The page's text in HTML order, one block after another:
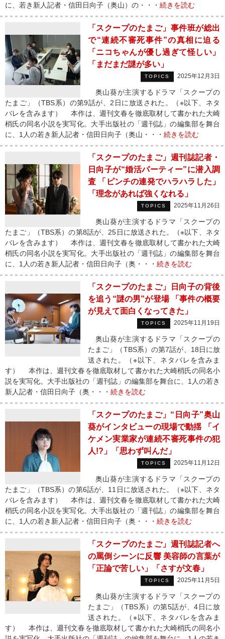
に、若き新人記者・信田日向子（奥山）の・・・ 続きを読む
「スクープのたまご」事件班が総出
で“連続不審死事件”の真相に迫る
「ニコちゃんが優し過ぎて怪しい」
「まだまだ謎が多い」
TOPICS 2025年12月3日
奥山葵が主演するドラマ「スクープの
たまご」（TBS系）の第9話が、2日に放送された。（※以下、ネタ
バレを含みます） 本作は、週刊文春を徹底取材して書かれた大崎
梢氏の同名小説を実写化。大手出版社の「週刊誌」の編集部を舞台
に、1人の若き新人記者・信田日向子（奥山・・・ 続きを読む
「スクープのたまご」週刊誌記者・
日向子が“婚活パーティー”に潜入調
査 「ピンチの連発でハラハラした」
「理念があれば強くなれる」
TOPICS 2025年11月26日
奥山葵が主演するドラマ「スクープの
たまご」（TBS系）の第8話が、25日に放送された。（※以下、ネタ
バレを含みます） 本作は、週刊文春を徹底取材して書かれた大崎
梢氏の同名小説を実写化。大手出版社の「週刊誌」の編集部を舞台
に、1人の若き新人記者・信田日向子（奥・・・ 続きを読む
「スクープのたまご」日向子の背後
を追う“謎の男”が登場 「事件の概要
が見えて面白くなってきた」
TOPICS 2025年11月19日
奥山葵が主演するドラマ「スクープの
たまご」（TBS系）の第7話が、18日に放
送された。（※以下、ネタバレを含みま
す） 本作は、週刊文春を徹底取材して書かれた大崎梢氏の同名小
説を実写化。大手出版社の「週刊誌」の編集部を舞台に、1人の若き
新人記者・信田日向子（奥・・・ 続きを読む
「スクープのたまご」“日向子”奥山
葵がインタビューの現場で動揺 「イ
ケメン実業家が連続不審死事件の犯
人!?」「思わず叫んだ」
TOPICS 2025年11月12日
奥山葵が主演するドラマ「スクープの
たまご」（TBS系）の第6話が、11日に放送された。（※以下、ネタ
バレを含みます） 本作は、週刊文春を徹底取材して書かれた大崎
梢氏の同名小説を実写化。大手出版社の「週刊誌」の編集部を舞台
に、1人の若き新人記者・信田日向子（奥・・・ 続きを読む
「スクープのたまご」週刊誌記者へ
の罵倒シーンに反響 美容師の言葉が
「正論で苦しい」「さすが文春」
TOPICS 2025年11月5日
奥山葵が主演するドラマ「スクープの
たまご」（TBS系）の第5話が、4日に放
送された。（※以下、ネタバレを含みま
す） 本作は、週刊文春を徹底取材して書かれた大崎梢氏の同名小